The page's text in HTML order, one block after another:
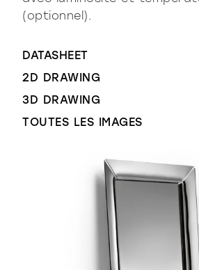
(optionnel).
DATASHEET
2D DRAWING
3D DRAWING
TOUTES LES IMAGES